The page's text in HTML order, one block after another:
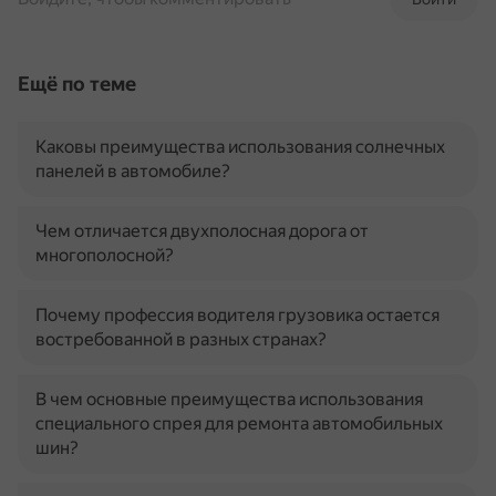
Ещё по теме
Каковы преимущества использования солнечных
панелей в автомобиле?
Чем отличается двухполосная дорога от
многополосной?
Почему профессия водителя грузовика остается
востребованной в разных странах?
В чем основные преимущества использования
специального спрея для ремонта автомобильных
шин?